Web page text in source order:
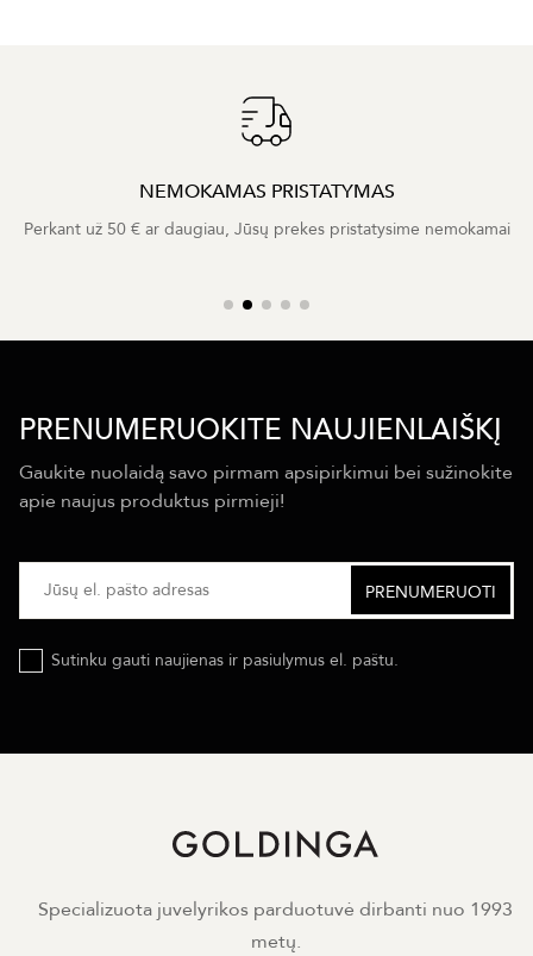
NEMOKAMAS PRISTATYMAS
Perkant už 50 € ar daugiau, Jūsų prekes pristatysime nemokamai
PRENUMERUOKITE NAUJIENLAIŠKĮ
Gaukite nuolaidą savo pirmam apsipirkimui bei sužinokite
apie naujus produktus pirmieji!
Sutinku gauti naujienas ir pasiulymus el. paštu.
Specializuota juvelyrikos parduotuvė dirbanti nuo 1993
metų.